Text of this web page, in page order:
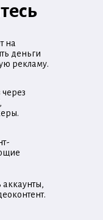
на
деньги
рекламу.
аккаунты,